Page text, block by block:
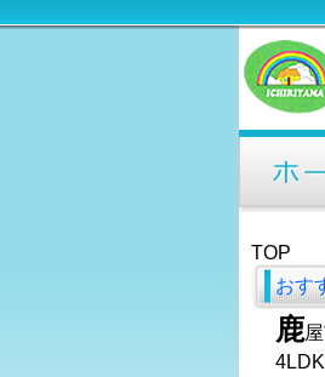
TOP
おす
鹿